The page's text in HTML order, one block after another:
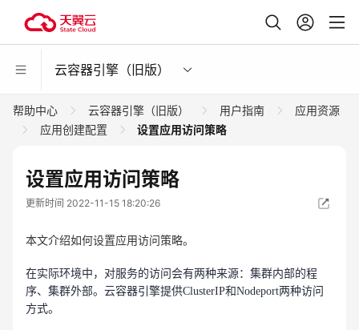
云容器引擎（旧版）
帮助中心 云容器引擎（旧版） 用户指南
应用资源
应用创建配置
设置应用访问策略
设置应用访问策略
更新时间 2022-11-15 18:20:26
本文介绍如何设置应用访问策略。
在实际环境中，对服务的访问会有两种来源：集群内部的程
序、集群外部。云容器引擎提供ClusterIP和Nodeport两种访问
方式。